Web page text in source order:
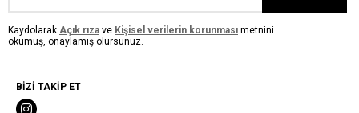
Kaydolarak Açık rıza ve Kişisel verilerin korunması metnini
okumuş, onaylamış olursunuz.
BİZİ TAKİP ET